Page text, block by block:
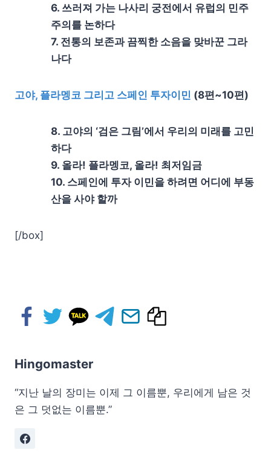
6. 쓰러져 가는 나사리 궁전에서 유럽의 민주
주의를 논하다
7. 전통의 보존과 끔찍한 소음을 맞바꾼 그라
나다
고야, 플라멩코 그리고 스페인 투자이민 (8편~10편)
8. 고야의 ‘검은 그림’에서 우리의 미래를 고민
하다
9. 올라! 플라멩코, 올라! 최저임금
10. 스페인에 투자 이민을 하려면 어디에 부동
산을 사야 할까
[/box]
Hingomaster
“지난 날의 장미는 이제 그 이름뿐, 우리에게 남은 것
은 그 덧없는 이름뿐.”